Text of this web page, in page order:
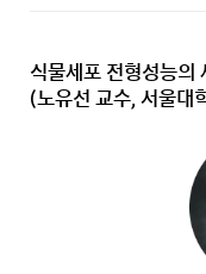
식물세포 전형성능의
(노유선 교수, 서울대